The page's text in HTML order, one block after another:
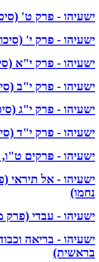
ישעיהו - פרק ט'
ישעיהו - פרק י'
ישעיהו - פרק י"א
ישעיהו - פרק י"ב
ישעיהו - פרק י"ג
ישעיהו - פרק י"ד
ישעיהו - פרקים
ישעיהו - אל
נחמו)
ישעיהו - עבדי
ישעיהו - בריאה
בראשית)